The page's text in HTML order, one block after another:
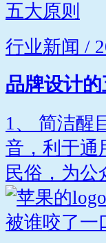
行业新闻 /
品牌设计的
1、 简洁醒
音，利于通
民俗，为公